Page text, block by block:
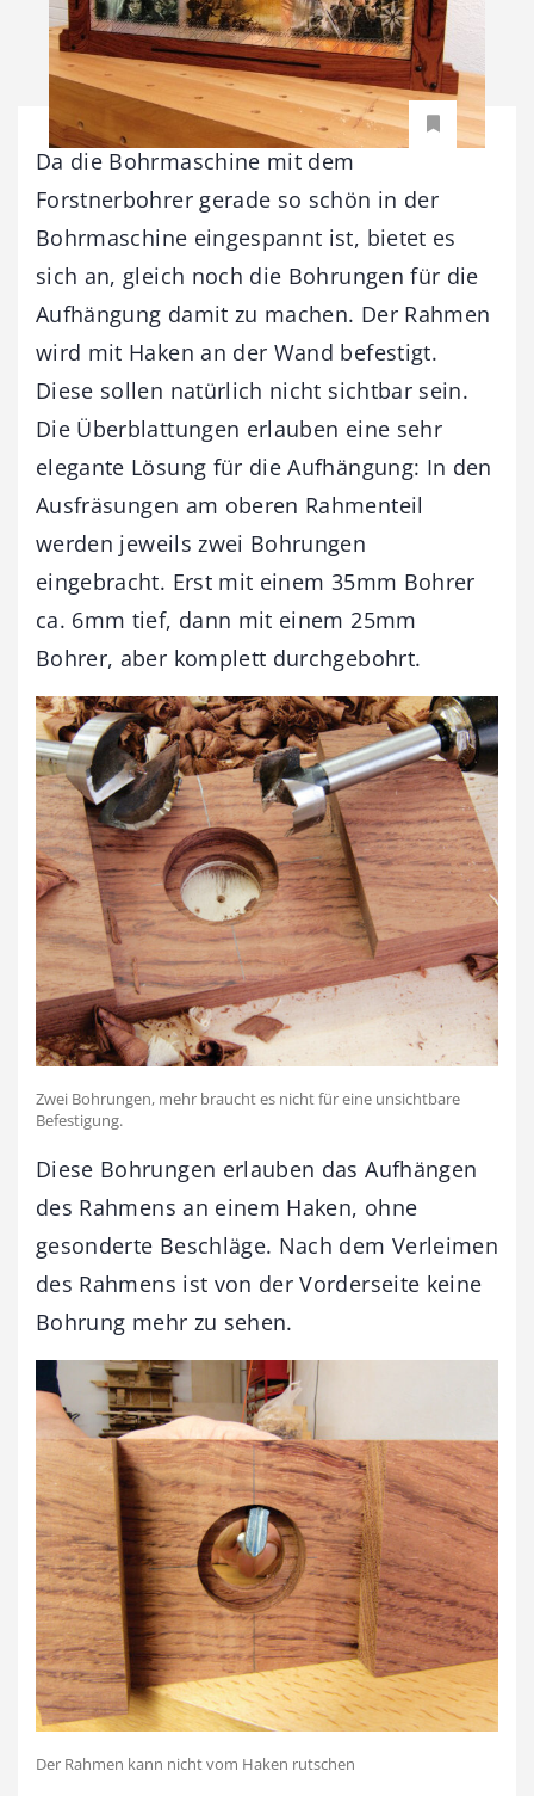
Da die Bohrmaschine mit dem
Forstnerbohrer gerade so schön in der
Bohrmaschine eingespannt ist, bietet es
sich an, gleich noch die Bohrungen für die
Aufhängung damit zu machen. Der Rahmen
wird mit Haken an der Wand befestigt.
Diese sollen natürlich nicht sichtbar sein.
Die Überblattungen erlauben eine sehr
elegante Lösung für die Aufhängung: In den
Ausfräsungen am oberen Rahmenteil
werden jeweils zwei Bohrungen
eingebracht. Erst mit einem 35mm Bohrer
ca. 6mm tief, dann mit einem 25mm
Bohrer, aber komplett durchgebohrt.
Zwei Bohrungen, mehr braucht es nicht für eine unsichtbare
Befestigung.
Diese Bohrungen erlauben das Aufhängen
des Rahmens an einem Haken, ohne
gesonderte Beschläge. Nach dem Verleimen
des Rahmens ist von der Vorderseite keine
Bohrung mehr zu sehen.
Der Rahmen kann nicht vom Haken rutschen